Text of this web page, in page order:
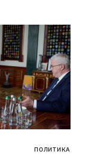
ПОЛИТИКА